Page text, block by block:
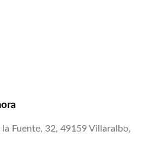
la Fuente, 32, 49159 Villaralbo,